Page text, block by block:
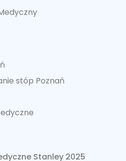
stóp Poznań
Stanley 2025